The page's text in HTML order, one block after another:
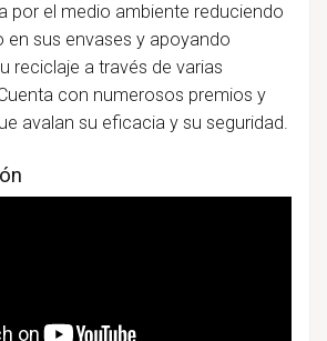
por el medio ambiente reduciendo
en sus envases y apoyando
reciclaje a través de varias
con numerosos premios y
avalan su eficacia y su seguridad.